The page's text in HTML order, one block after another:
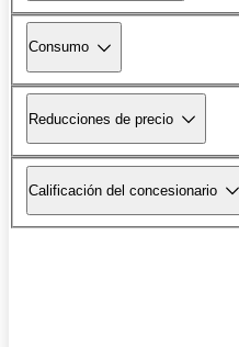
Consumo
Reducciones de precio
Calificación del concesionario